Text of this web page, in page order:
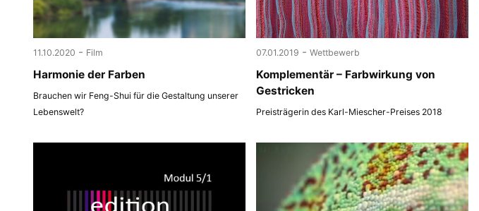
11.10.2020 - Film
Harmonie der Farben
Brauchen wir Feng-Shui für die Gestaltung unserer
Lebenswelt?
07.01.2019 - Wettbewerb
Komplementär – Farbwirkung von
Gestricken
Preisträgerin des Karl-Miescher-Preises 2018